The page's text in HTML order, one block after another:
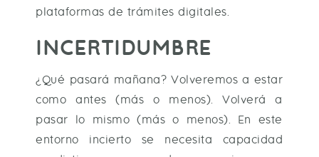
plataformas de trámites digitales.
INCERTIDUMBRE
¿Qué pasará mañana? Volveremos a estar
como antes (más o menos). Volverá a
pasar lo mismo (más o menos). En este
entorno incierto se necesita capacidad